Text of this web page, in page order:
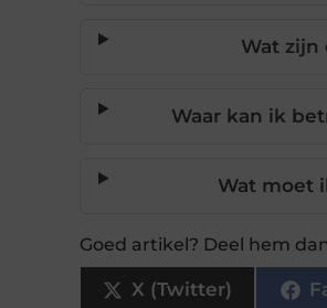
Wat zijn
Waar kan ik
Wat moet
Goed artikel? Deel hem
X (Twitter)